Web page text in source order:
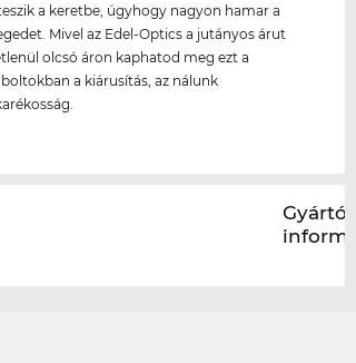
a keretbe, úgyhogy nagyon hamar a
Mivel az Edel-Optics a jutányos árut
olcsó áron kaphatod meg ezt a
a kiárusítás, az nálunk
Gyártói